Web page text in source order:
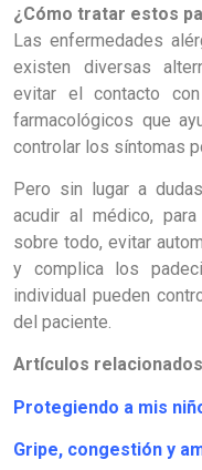
¿Cómo tratar estos
Las enfermedades
existen diversas
evitar el contacto
farmacológicos que
controlar los síntomas
Pero sin lugar a
acudir al médico,
sobre todo, evitar
y complica los
individual pueden
del paciente.
Artículos
Protegiendo a mis
Gripe, congestión y